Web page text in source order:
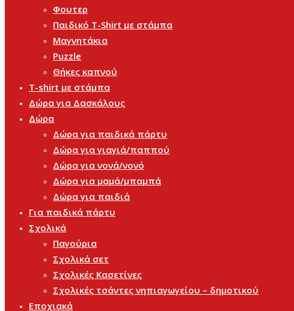
Φουτερ
Παιδικό T-Shirt με στάμπα
Μαγνητάκια
Puzzle
Θήκες καπνού
T-shirt με στάμπα
Δώρα για Δασκάλους
Δώρα
Δώρα για παιδικά πάρτυ
Δώρα για γιαγιά/παππού
Δώρα για νονά/νονό
Δώρα για μαμά/μπαμπά
Δώρα για παιδιά
Για παιδικά πάρτυ
Σχολικά
Παγούρια
Σχολικά σετ
Σχολικές Κασετίνες
Σχολικές τσάντες νηπιαγωγείου – δημοτικού
Εποχιακά